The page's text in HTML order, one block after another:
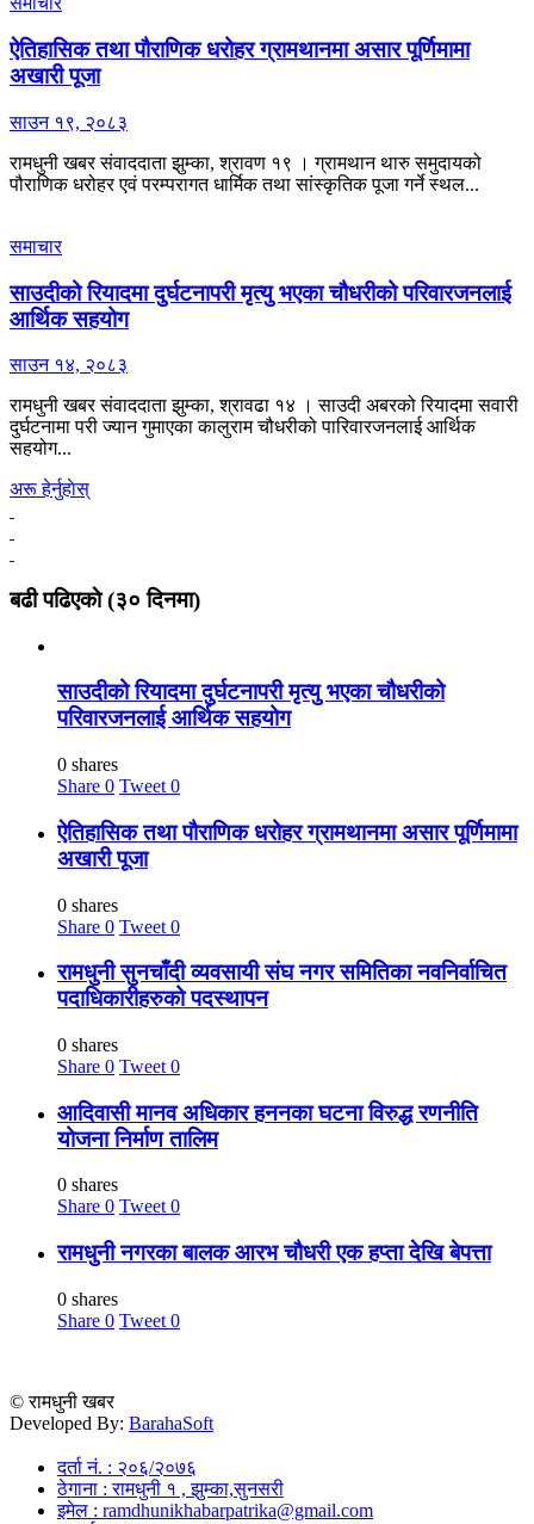
ऐतिहासिक तथा पौराणिक धरोहर ग्रामथानमा असार पूर्णिमामा
अखारी पूजा
साउन १९, २०८३
रामधुनी खबर संवाददाता झुम्का, श्रावण १९ । ग्रामथान थारु समुदायको
पौराणिक धरोहर एवं परम्परागत धार्मिक तथा सांस्कृतिक पूजा गर्ने स्थल...
समाचार
साउदीको रियादमा दुर्घटनापरी मृत्यु भएका चौधरीको परिवारजनलाई
आर्थिक सहयोग
साउन १४, २०८३
रामधुनी खबर संवाददाता झुम्का, श्रावढा १४ । साउदी अबरको रियादमा सवारी
दुर्घटनामा परी ज्यान गुमाएका कालुराम चौधरीको पारिवारजनलाई आर्थिक
सहयोग...
अरू हेर्नुहाेस्
बढी पढिएकाे (३० दिनमा)
साउदीको रियादमा दुर्घटनापरी मृत्यु भएका चौधरीको
परिवारजनलाई आर्थिक सहयोग
0 shares
Share 0 Tweet 0
ऐतिहासिक तथा पौराणिक धरोहर ग्रामथानमा असार पूर्णिमामा
अखारी पूजा
0 shares
Share 0 Tweet 0
रामधुनी सुनचाँदी व्यवसायी संघ नगर समितिका नवनिर्वाचित
पदाधिकारीहरुको पदस्थापन
0 shares
Share 0 Tweet 0
आदिवासी मानव अधिकार हननका घटना विरुद्ध रणनीति
योजना निर्माण तालिम
0 shares
Share 0 Tweet 0
रामधुनी नगरका बालक आरभ चौधरी एक हप्ता देखि बेपत्ता
0 shares
Share 0 Tweet 0
© रामधुनी खबर
Developed By: BarahaSoft
दर्ता नं. : २०६/२०७६
ठेगाना : रामधुनी १ , झुम्का,सुनसरी
इमेल : ramdhunikhabarpatrika@gmail.com